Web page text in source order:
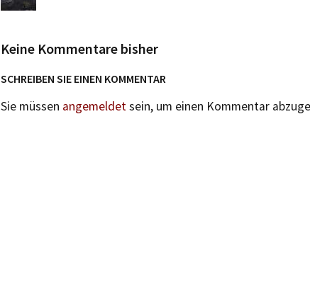
Keine Kommentare bisher
SCHREIBEN SIE EINEN KOMMENTAR
Sie müssen angemeldetsein, um einen Kommentar